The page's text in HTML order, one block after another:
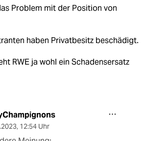
Problem mit der Position von
haben Privatbesitz beschädigt.
RWE ja wohl ein Schadensersatz
, 12:54 Uhr